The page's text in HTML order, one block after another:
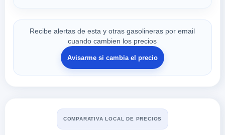
Recibe alertas de esta y otras gasolineras por email
cuando cambien los precios
Avisarme si cambia el precio
COMPARATIVA LOCAL DE PRECIOS